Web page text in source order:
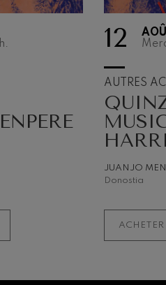
h. 12
AUTRES
JUANJO
Donostia
ACHETER